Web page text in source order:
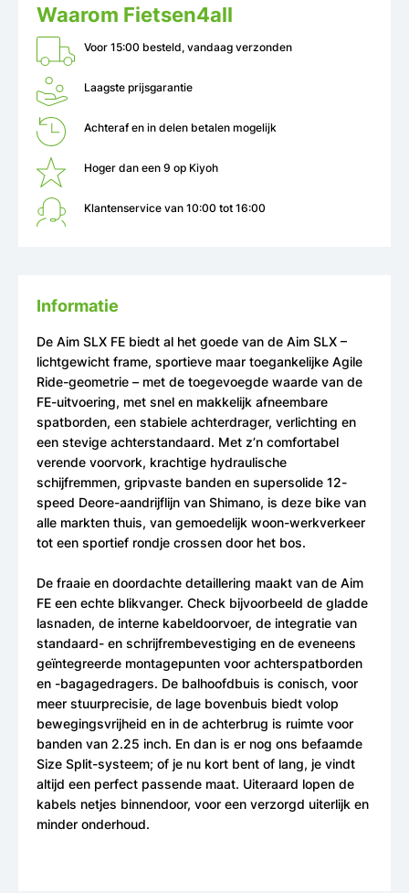
Waarom Fietsen4all
Voor 15:00 besteld, vandaag verzonden
Laagste prijsgarantie
Achteraf en in delen betalen mogelijk
Hoger dan een 9 op Kiyoh
Klantenservice van 10:00 tot 16:00
Informatie
De Aim SLX FE biedt al het goede van de Aim SLX –
lichtgewicht frame, sportieve maar toegankelijke Agile
Ride-geometrie – met de toegevoegde waarde van de
FE-uitvoering, met snel en makkelijk afneembare
spatborden, een stabiele achterdrager, verlichting en
een stevige achterstandaard. Met z’n comfortabel
verende voorvork, krachtige hydraulische
schijfremmen, gripvaste banden en supersolide 12-
speed Deore-aandrijflijn van Shimano, is deze bike van
alle markten thuis, van gemoedelijk woon-werkverkeer
tot een sportief rondje crossen door het bos.
De fraaie en doordachte detaillering maakt van de Aim
FE een echte blikvanger. Check bijvoorbeeld de gladde
lasnaden, de interne kabeldoorvoer, de integratie van
standaard- en schrijfrembevestiging en de eveneens
geïntegreerde montagepunten voor achterspatborden
en -bagagedragers. De balhoofdbuis is conisch, voor
meer stuurprecisie, de lage bovenbuis biedt volop
bewegingsvrijheid en in de achterbrug is ruimte voor
banden van 2.25 inch. En dan is er nog ons befaamde
Size Split-systeem; of je nu kort bent of lang, je vindt
altijd een perfect passende maat. Uiteraard lopen de
kabels netjes binnendoor, voor een verzorgd uiterlijk en
minder onderhoud.